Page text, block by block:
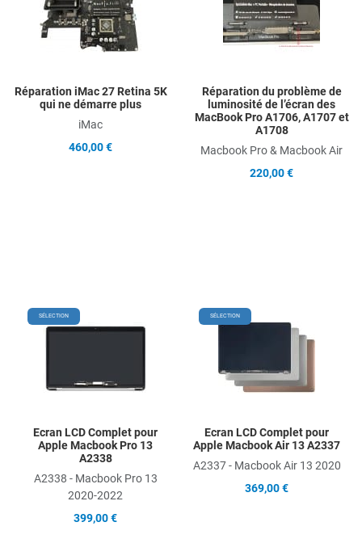
Add to Compare
Quick View
Réparation iMac 27 Retina 5K
qui ne démarre plus
iMac
460,00 €
Réparation du problème de
luminosité de l’écran des
MacBook Pro A1706, A1707 et
A1708
Macbook Pro & Macbook Air
220,00 €
SÉLECTION Add to Wishlist
Ecran LCD Complet pour
Apple Macbook Pro 13
A2338
A2338 - Macbook Pro 13
2020-2022
399,00 €
SÉLECTION
Ecran LCD Complet pour
Apple Macbook Air 13 A2337
A2337 - Macbook Air 13 2020
369,00 €